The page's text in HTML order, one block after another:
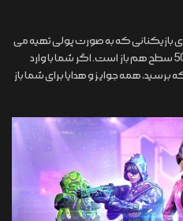
بازیکنانی که به صورت پولی تهیه می
کنند در دسترس است. و اینکه همه 50 سطح هم باز است. اگر شما با وارد
همه جوایز و هدایا برای شما باز